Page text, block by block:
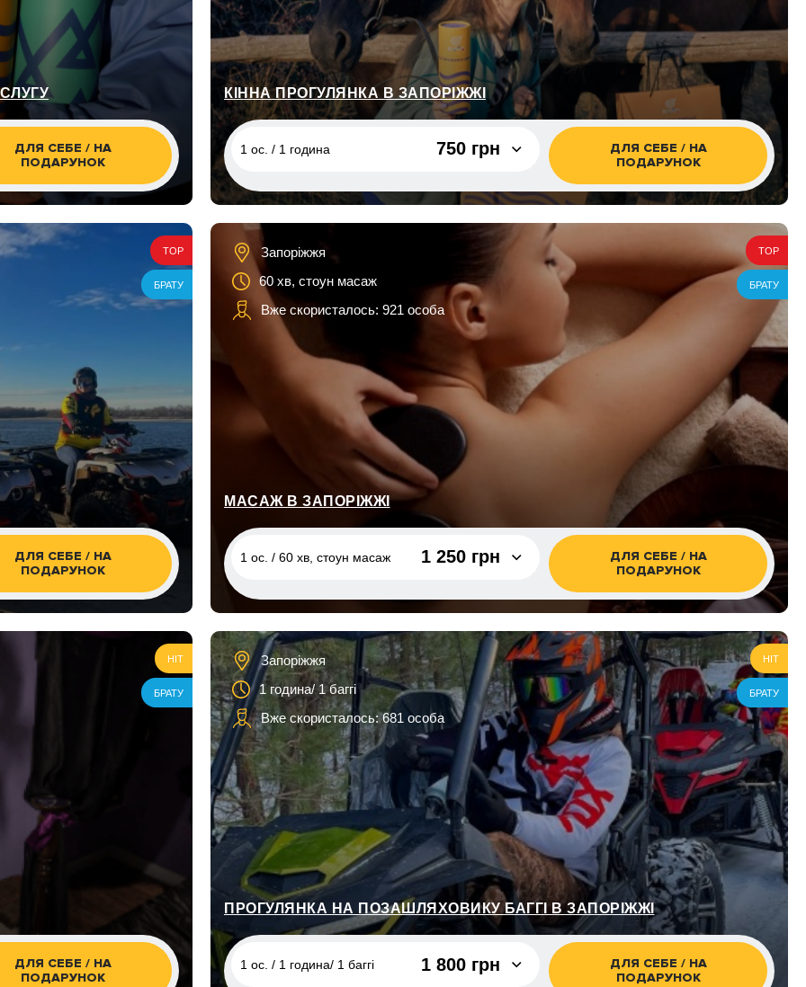
ДЛЯ СЕБЕ / НА
ПОДАРУНОК
КІННА ПРОГУЛЯНКА В ЗАПОРІЖЖІ
1 ос. / 1 година 750 грн
1 ос. / 1 година 750 грн
1 ос. / 1 година, Хортиця
1 ос. / 1,5 години, Хортиця з виходом
до води
1 050 грн
1 ос. / 2 години, Хортиця по скелях з
виходом до води
1 350 грн
2 ос. / 1 година, Хортиця
2 ос. / 1,5 години, Хортиця з виходом
2 100 грн
2 ос. / 2 години, Хортиця по скелях з
виходом до води
ДЛЯ СЕБЕ / НА
ПОДАРУНОК
TOP
БРАТУ
ДЛЯ СЕБЕ / НА
ПОДАРУНОК
Запоріжжя
60 хв, стоун масаж
Вже скористалось: 921 особа
TOP
БРАТУ
МАСАЖ В ЗАПОРІЖЖІ
1 ос. / 60 хв, стоун масаж 1 250 грн
1 ос. / 60 хв, загальний масаж 950 грн
1 ос. / 90 хв, загальний масаж 1 250 грн
1 ос. / 80 хв/ фітобочка + загальний
масаж
1 450 грн
1 ос. / 110 хв/ фітобочка + загальний
масаж
1 700 грн
ДЛЯ СЕБЕ / НА
ПОДАРУНОК
HIT
БРАТУ
ДЛЯ СЕБЕ / НА
ПОДАРУНОК
Запоріжжя
1 година/ 1 баггі
Вже скористалось: 681 особа
HIT
БРАТУ
ПРОГУЛЯНКА НА ПОЗАШЛЯХОВИКУ БАГГІ В ЗАПОРІЖЖІ
1 ос. / 1 година/ 1 баггі 1 800 грн
ДЛЯ СЕБЕ / НА
ПОДАРУНОК